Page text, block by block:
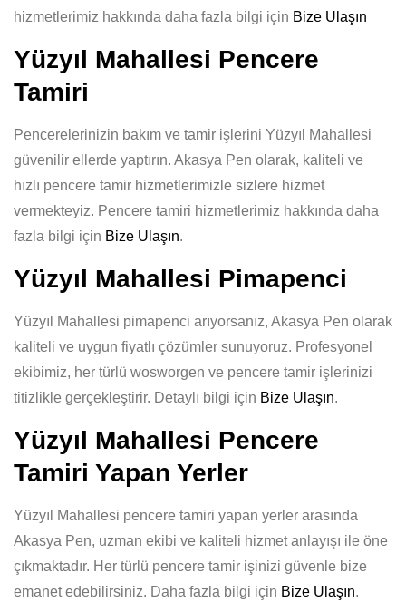
hizmetlerimiz hakkında daha fazla bilgi için Bize Ulaşın
Yüzyıl Mahallesi Pencere
Tamiri
Pencerelerinizin bakım ve tamir işlerini Yüzyıl Mahallesi
güvenilir ellerde yaptırın. Akasya Pen olarak, kaliteli ve
hızlı pencere tamir hizmetlerimizle sizlere hizmet
vermekteyiz. Pencere tamiri hizmetlerimiz hakkında daha
fazla bilgi için Bize Ulaşın.
Yüzyıl Mahallesi Pimapenci
Yüzyıl Mahallesi pimapenci arıyorsanız, Akasya Pen olarak
kaliteli ve uygun fiyatlı çözümler sunuyoruz. Profesyonel
ekibimiz, her türlü wosworgen ve pencere tamir işlerinizi
titizlikle gerçekleştirir. Detaylı bilgi için Bize Ulaşın.
Yüzyıl Mahallesi Pencere
Tamiri Yapan Yerler
Yüzyıl Mahallesi pencere tamiri yapan yerler arasında
Akasya Pen, uzman ekibi ve kaliteli hizmet anlayışı ile öne
çıkmaktadır. Her türlü pencere tamir işinizi güvenle bize
emanet edebilirsiniz. Daha fazla bilgi için Bize Ulaşın.